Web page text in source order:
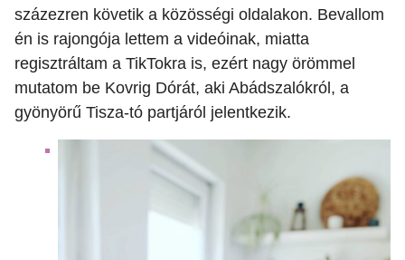
százezren követik a közösségi oldalakon. Bevallom
én is rajongója lettem a videóinak, miatta
regisztráltam a TikTokra is, ezért nagy örömmel
mutatom be Kovrig Dórát, aki Abádszalókról, a
gyönyörű Tisza-tó partjáról jelentkezik.